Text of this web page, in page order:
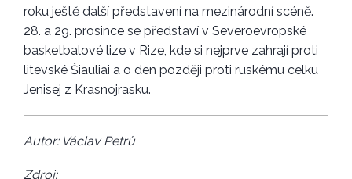
roku ještě další představení na mezinárodní scéně.
28. a 29. prosince se představí v Severoevropské
basketbalové lize v Rize, kde si nejprve zahrají proti
litevské Šiauliai a o den později proti ruskému celku
Jenisej z Krasnojrasku.
Autor: Václav Petrů
Zdroj: